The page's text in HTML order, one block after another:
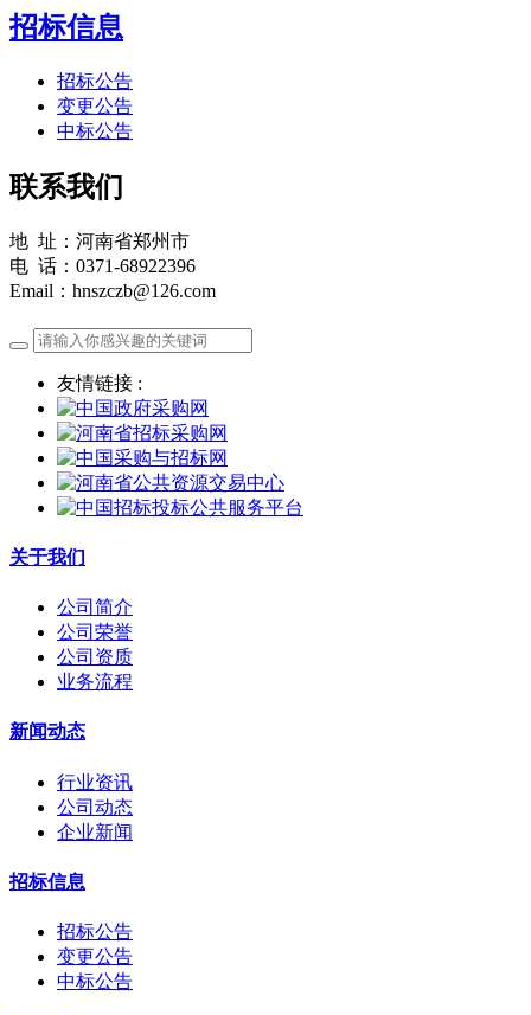
招标信息
招标公告
变更公告
中标公告
联系我们
地 址：河南省郑州市
电 话：0371-68922396
Email：hnszczb@126.com
友情链接 :
关于我们
公司简介
公司荣誉
公司资质
业务流程
新闻动态
行业资讯
公司动态
企业新闻
招标信息
招标公告
变更公告
中标公告